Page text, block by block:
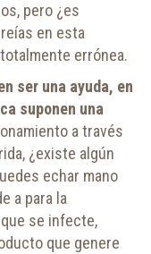
pero ¿es
en esta
errónea.
ser una ayuda, en
suponen una
a través
¿existe algún
echar mano
a para la
que se infecte,
que genere